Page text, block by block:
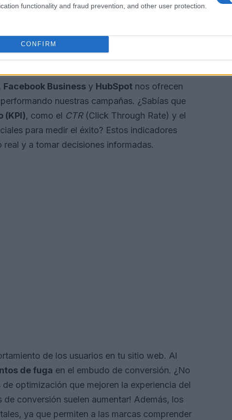
functionality and fraud prevention, and other user protection.
CONFIRM
el rendimiento
secreto detrás del éxito en el marketing
deanalizar datosde manera efectiva.
, Facebook Business y HubSpot nos ofrecen
nuestras campañas. ¿Sabías que
(KPI), como el CTR(Click Through Rate) y el
para medir el éxito? Estos indicadores
y a tomar decisiones informadas.
de los usuarios en tu sitio web. Al
de fuga en el embudo de conversión. ¿No
optimización que mejoren la experiencia del
de conversión suelen aumentar! Además, los
ya que permiten a las marcas comprender